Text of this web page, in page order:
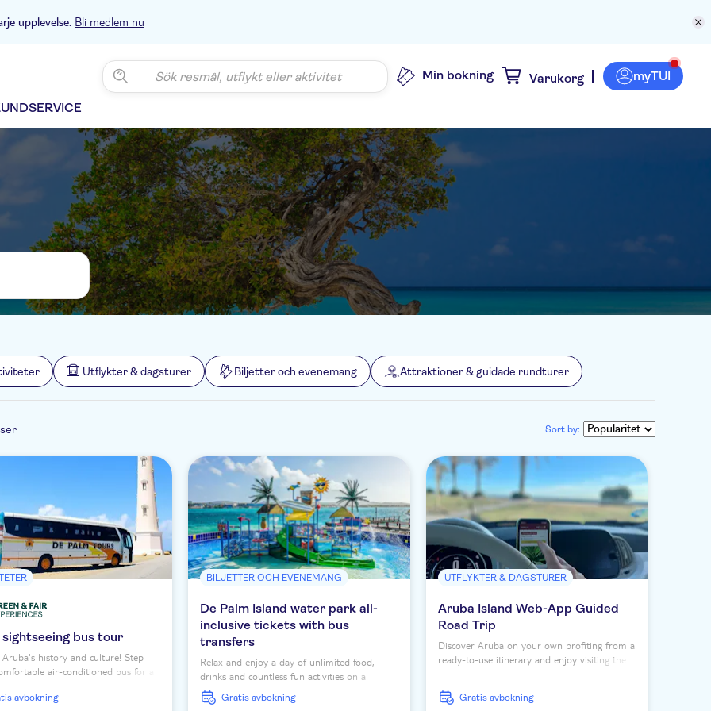
upplevelse. Bli medlem nu
Min bokning Varukorg myTUI
Utflykter & dagsturer Biljetter och evenemang Attraktioner & guidade rundturer
Sort by:
bus tour
Aruba's history and culture! Step
air-conditioned bus for a
avbokning
BILJETTER OCH EVENEMANG
De Palm Island water park all-
inclusive tickets with bus
transfers
Relax and enjoy a day of unlimited food,
drinks and countless fun activities on a
unique coral island just off the shores of
Aruba.
Gratis avbokning
UTFLYKTER & DAGSTURER
Aruba Island Web-App Guided
Road Trip
Discover Aruba on your own profiting from a
ready-to-use itinerary and enjoy visiting the
Gratis avbokning